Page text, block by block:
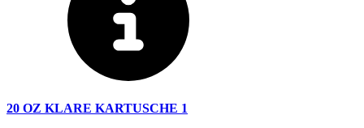
20 OZ KLARE KARTUSCHE 1